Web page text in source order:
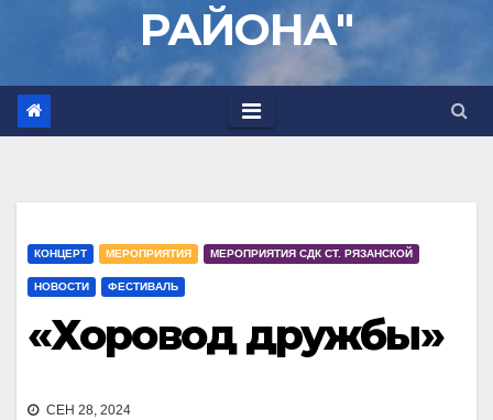
РАЙОНА"
КОНЦЕРТ МЕРОПРИЯТИЯ МЕРОПРИЯТИЯ СДК СТ. РЯЗАНСКОЙ
НОВОСТИ ФЕСТИВАЛЬ
«Хоровод дружбы»
СЕН 28, 2024